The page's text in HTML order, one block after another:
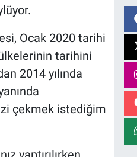
Ocak 2020 tarihi
tarihini
2014 yılında
çekmek istediğim